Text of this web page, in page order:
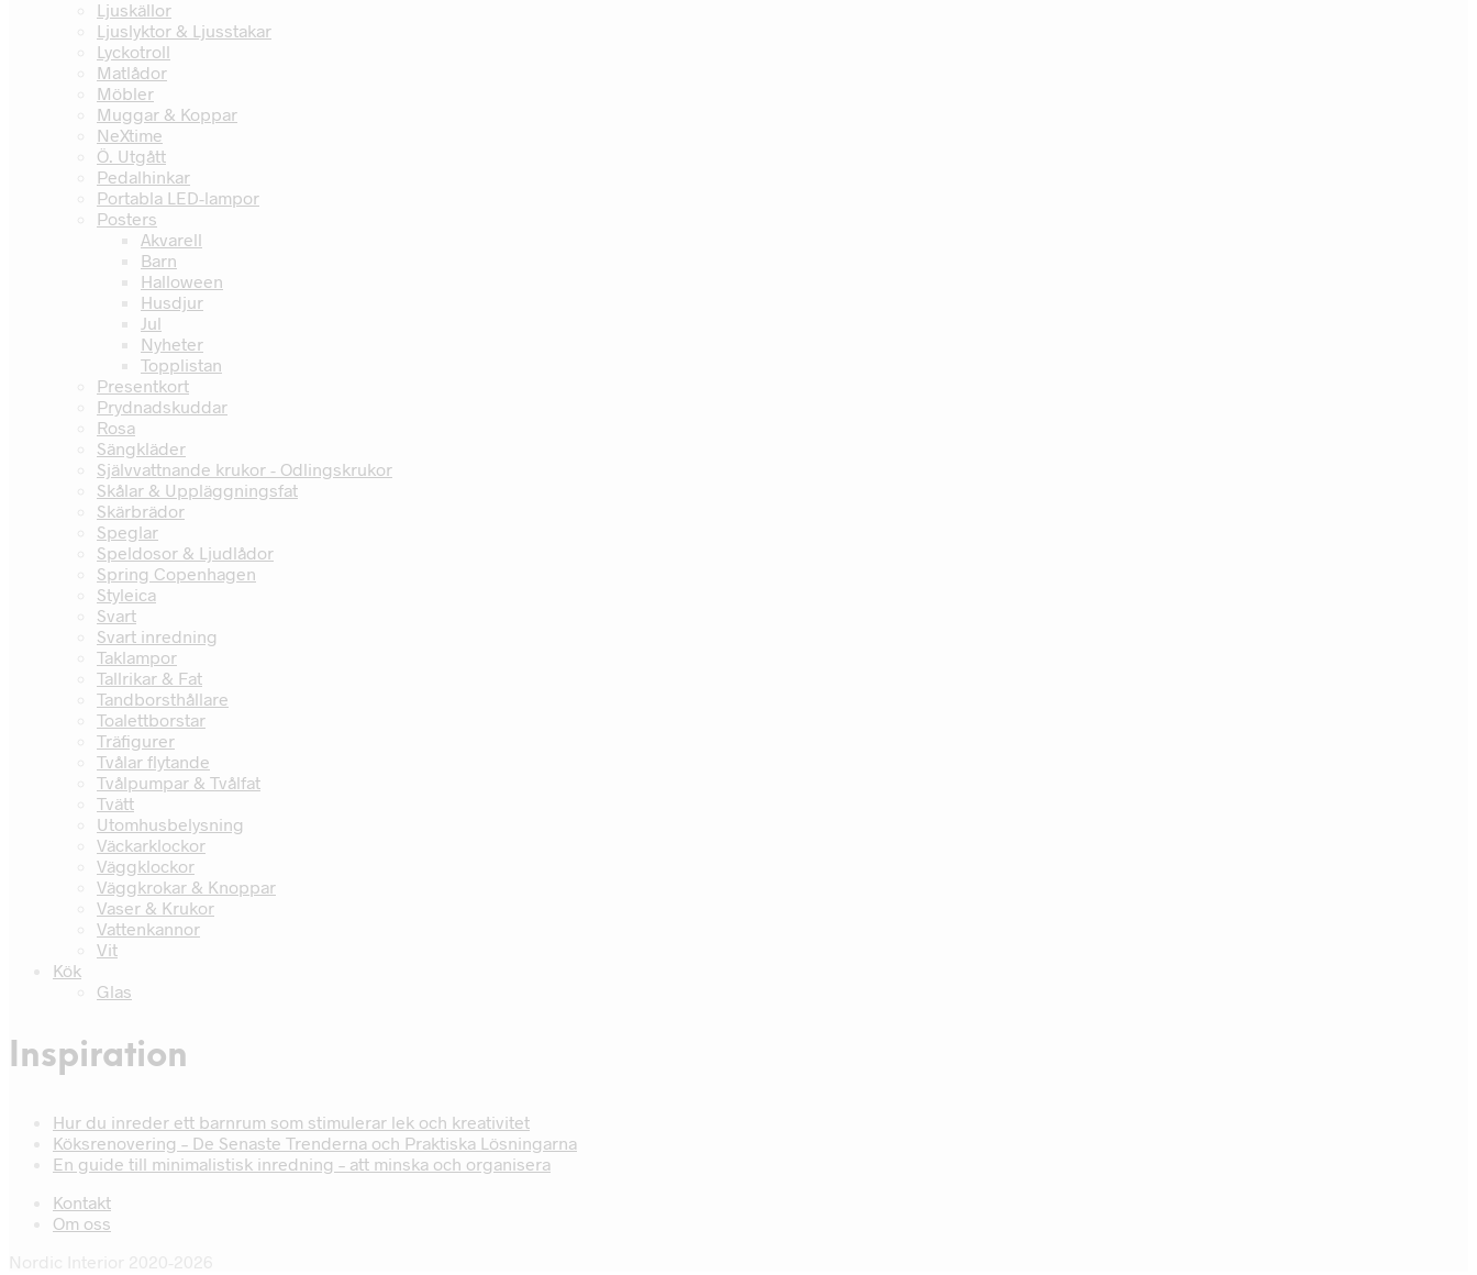
Ljuskällor
Ljuslyktor & Ljusstakar
Lyckotroll
Matlådor
Möbler
Muggar & Koppar
NeXtime
Ö. Utgått
Pedalhinkar
Portabla LED-lampor
Posters
Akvarell
Barn
Halloween
Husdjur
Jul
Nyheter
Topplistan
Presentkort
Prydnadskuddar
Rosa
Sängkläder
Självvattnande krukor - Odlingskrukor
Skålar & Uppläggningsfat
Skärbrädor
Speglar
Speldosor & Ljudlådor
Spring Copenhagen
Styleica
Svart
Svart inredning
Taklampor
Tallrikar & Fat
Tandborsthållare
Toalettborstar
Träfigurer
Tvålar flytande
Tvålpumpar & Tvålfat
Tvätt
Utomhusbelysning
Väckarklockor
Väggklockor
Väggkrokar & Knoppar
Vaser & Krukor
Vattenkannor
Vit
Kök
Glas
Inspiration
Hur du inreder ett barnrum som stimulerar lek och kreativitet
Köksrenovering – De Senaste Trenderna och Praktiska Lösningarna
En guide till minimalistisk inredning – att minska och organisera
Kontakt
Om oss